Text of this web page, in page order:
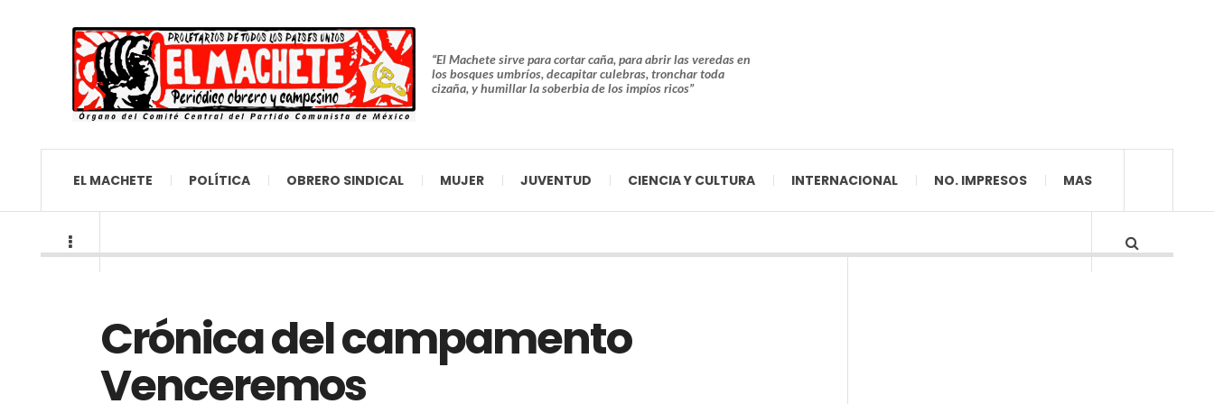
“El Machete sirve para cortar caña, para abrir las veredas en
los bosques umbríos, decapitar culebras, tronchar toda
cizaña, y humillar la soberbia de los impíos ricos”
EL MACHETE POLÍTICA OBRERO SINDICAL MUJER JUVENTUD CIENCIA Y CULTURA INTERNACIONAL NO. IMPRESOS MAS
Crónica del campamento
Venceremos